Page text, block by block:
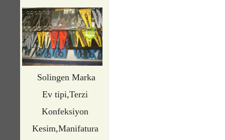
Solingen Marka
Ev tipi,Terzi
Konfeksiyon
Kesim,Manifatura